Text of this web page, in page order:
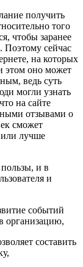
получить
того
чтобы заранее
Поэтому сейчас
на которых
этом оно может
ведь суть
могли узнать
на сайте
отзывами о
сможет
или лучше
и в
и
событий
организацию,
составить